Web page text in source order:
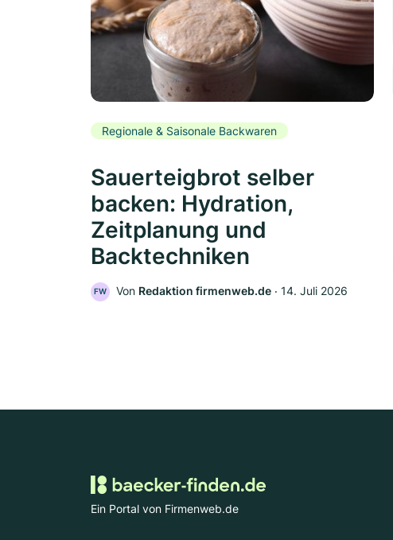
Regionale & Saisonale Backwaren
Sauerteigbrot selber
backen: Hydration,
Zeitplanung und
Backtechniken
FW Von Redaktion firmenweb.de ‧ 14. Juli 2026
Ein Portal von Firmenweb.de